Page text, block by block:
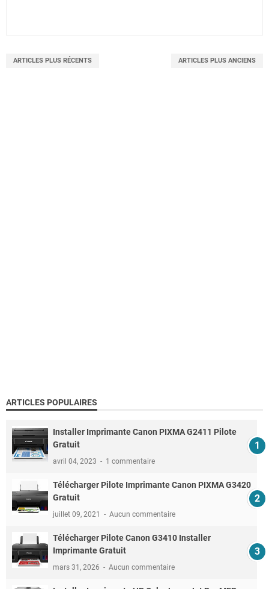
ARTICLES PLUS RÉCENTS ARTICLES PLUS ANCIENS
ARTICLES POPULAIRES
Installer Imprimante Canon PIXMA G2411 Pilote
Gratuit
avril 04, 2023 1 commentaire
Télécharger Pilote Imprimante Canon PIXMA G3420
Gratuit
juillet 09, 2021 Aucun commentaire
Télécharger Pilote Canon G3410 Installer
Imprimante Gratuit
mars 31, 2026 Aucun commentaire